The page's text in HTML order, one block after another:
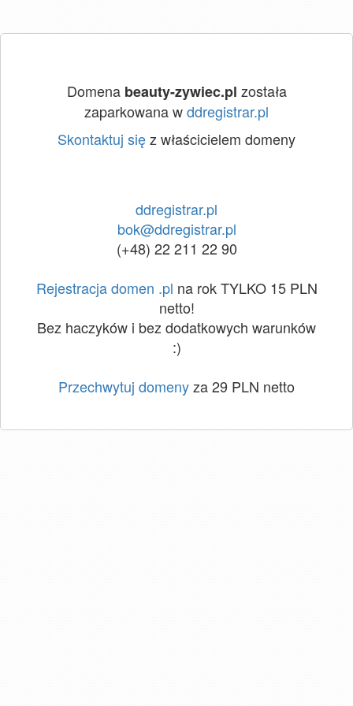
Domena beauty-zywiec.pl została
zaparkowana wddregistrar.pl
Skontaktuj sięz właścicielem domeny
ddregistrar.pl
bok@ddregistrar.pl
(+48) 22 211 22 90
Rejestracja domen .pl na rok TYLKO 15 PLN
netto!
Bez haczyków i bez dodatkowych warunków
:)
Przechwytuj domenyza 29 PLN netto